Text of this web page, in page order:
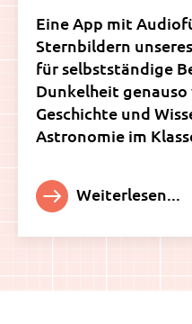
Eine App mit
Sternbildern
für selbstständige
Dunkelheit
Geschichte und
Astronomie im
Weiterlesen...